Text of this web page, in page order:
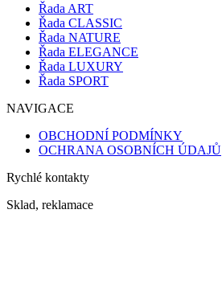
Řada ART
Řada CLASSIC
Řada NATURE
Řada ELEGANCE
Řada LUXURY
Řada SPORT
NAVIGACE
OBCHODNÍ PODMÍNKY
OCHRANA OSOBNÍCH ÚDAJŮ
Rychlé kontakty
Sklad, reklamace